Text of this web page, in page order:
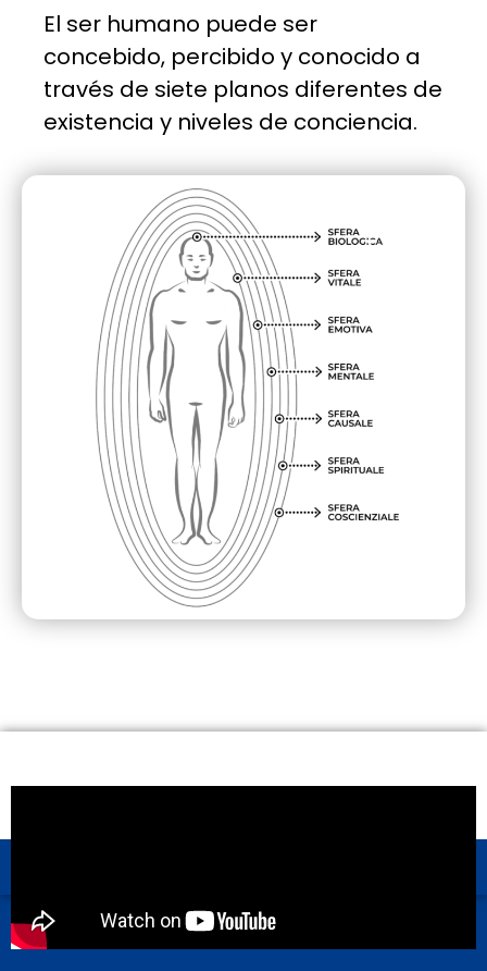
El ser humano puede ser
concebido, percibido y conocido a
través de siete planos diferentes de
existencia y niveles de conciencia.